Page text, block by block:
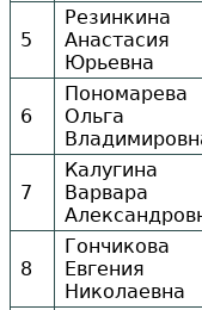
5
Резинкина
Анастасия
Юрьевна
6
Пономарева
Ольга
7
Калугина
Варвара
8
Гончикова
Евгения
Николаевна